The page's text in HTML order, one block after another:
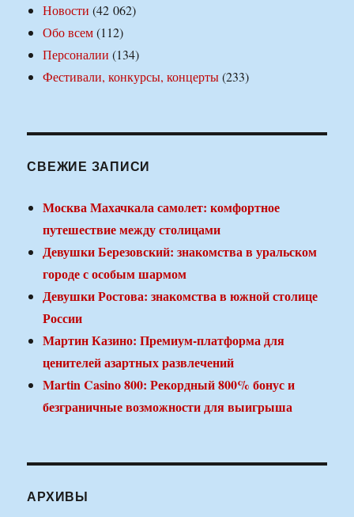
Новости (42 062)
Обо всем(112)
Персоналии (134)
Фестивали, конкурсы, концерты(233)
СВЕЖИЕ ЗАПИСИ
Москва Махачкала самолет: комфортное
путешествие между столицами
Девушки Березовский: знакомства в уральском
городе с особым шармом
Девушки Ростова: знакомства в южной столице
России
Мартин Казино: Премиум-платформа для
ценителей азартных развлечений
Martin Casino 800: Рекордный 800% бонус и
безграничные возможности для выигрыша
АРХИВЫ